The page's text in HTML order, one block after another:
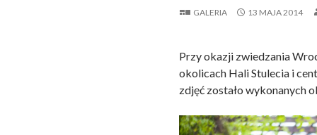
GALERIA 13 MAJA 2014
Przy okazji zwiedzania
okolicach Hali Stulecia i
zdjęć zostało wykonanych